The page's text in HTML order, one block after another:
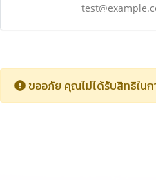
ขออภัย คุณไม่ได้รับสิทธิในก